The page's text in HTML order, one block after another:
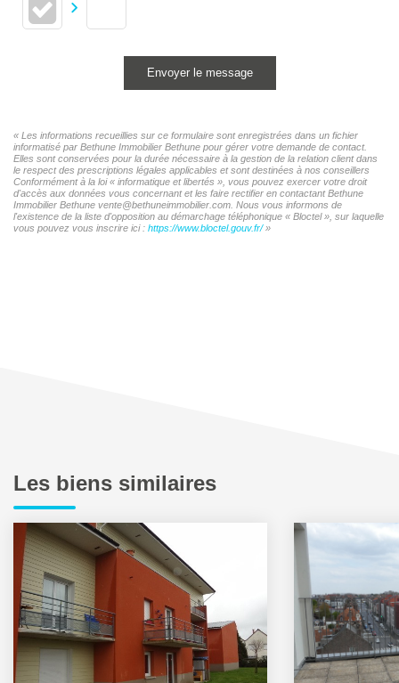
Envoyer le message
« Les informations recueillies sur ce formulaire sont enregistrées dans un fichier
informatisé par Bethune Immobilier Bethune pour gérer votre demande de contact.
Elles sont conservées pour la durée nécessaire à la gestion de la relation client dans
le respect des prescriptions légales applicables et sont destinées à nos conseillers
Conformément à la loi « informatique et libertés », vous pouvez exercer votre droit
d'accès aux données vous concernant et les faire rectifier en contactant Bethune
Immobilier Bethune vente@bethuneimmobilier.com. Nous vous informons de
l'existence de la liste d'opposition au démarchage téléphonique « Bloctel », sur laquelle
vous pouvez vous inscrire ici : https://www.bloctel.gouv.fr/»
Les biens similaires